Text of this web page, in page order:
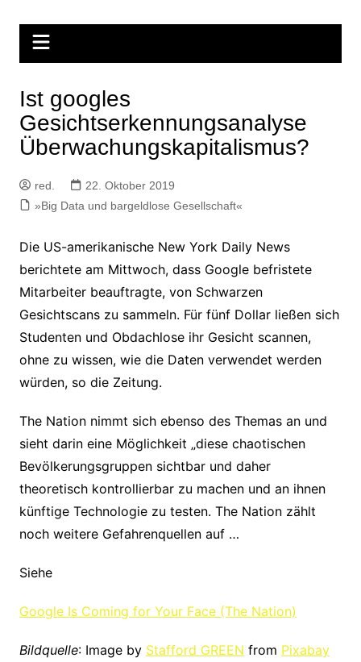
springen
Ist googles
Gesichtserkennungsanalyse
Überwachungskapitalismus?
red.
22. Oktober 2019
»Big Data und bargeldlose Gesellschaft«
Die US-amerikanische New York Daily News
berichtete am Mittwoch, dass Google befristete
Mitarbeiter beauftragte, von Schwarzen
Gesichtscans zu sammeln. Für fünf Dollar ließen sich
Studenten und Obdachlose ihr Gesicht scannen,
ohne zu wissen, wie die Daten verwendet werden
würden, so die Zeitung.
The Nation nimmt sich ebenso des Themas an und
sieht darin eine Möglichkeit „diese chaotischen
Bevölkerungsgruppen sichtbar und daher
theoretisch kontrollierbar zu machen und an ihnen
künftige Technologie zu testen. The Nation zählt
noch weitere Gefahrenquellen auf …
Siehe
Google Is Coming for Your Face (The Nation)
Bildquelle: Image by Stafford GREEN from Pixabay